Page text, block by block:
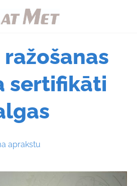
sertifikāti
aprakstu